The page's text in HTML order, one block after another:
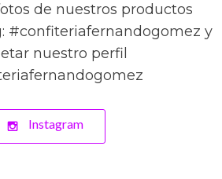
de nuestros productos
#confiteriafernandogomez y
nuestro perfil
Instagram